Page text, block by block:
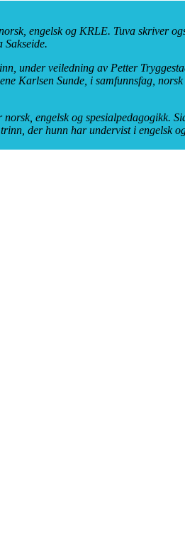
engelsk og KRLE. Tuva skriver
under veiledning av Petter
Karlsen Sunde, i samfunnsfag,
engelsk og spesialpedagogikk.
der hunn har undervist i engelsk